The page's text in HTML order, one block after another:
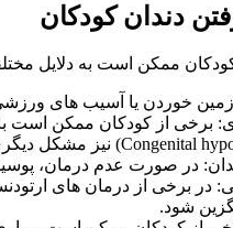
دندان کودکان
ممکن است به دلایل
خوردن یا آسیب های
برخی از کودکان ممکن است با
در صورت عدم درمان،
در برخی از درمان های
شود.